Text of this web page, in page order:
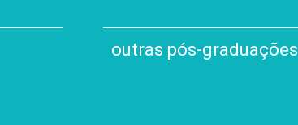
outras pós-graduações